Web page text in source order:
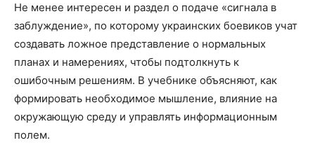
Не менее интересен и раздел о подаче «сигнала в
заблуждение», по которому украинских боевиков учат
создавать ложное представление о нормальных
планах и намерениях, чтобы подтолкнуть к
ошибочным решениям. В учебнике объясняют, как
формировать необходимое мышление, влияние на
окружающую среду и управлять информационным
полем.